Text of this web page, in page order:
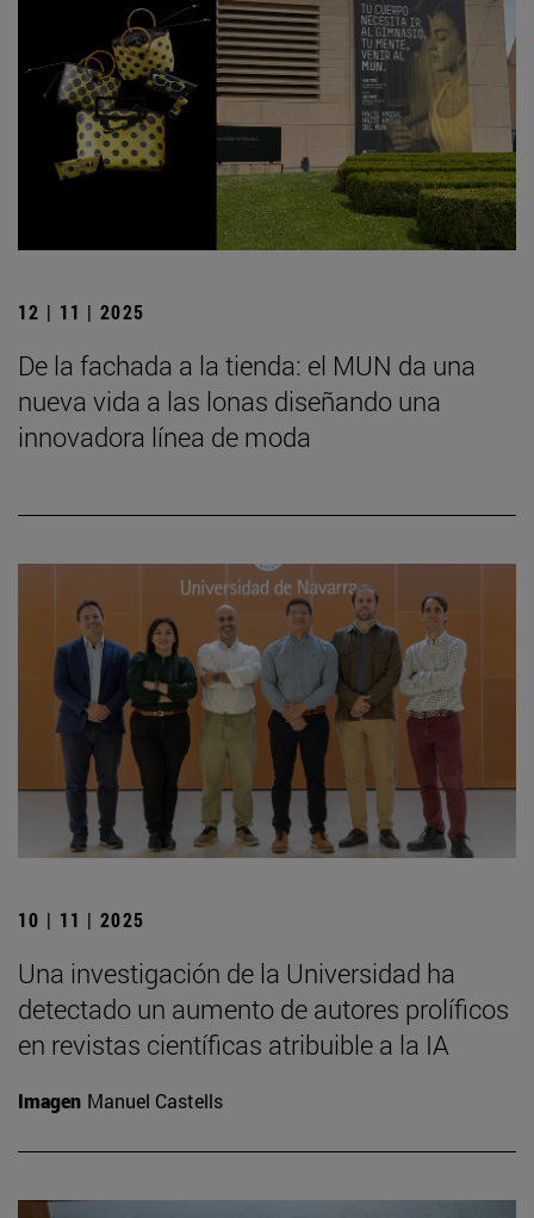
12 | 11 | 2025
De la fachada a la tienda: el MUN da una
nueva vida a las lonas diseñando una
innovadora línea de moda
10 | 11 | 2025
Una investigación de la Universidad ha
detectado un aumento de autores prolíficos
en revistas científicas atribuible a la IA
Imagen Manuel Castells